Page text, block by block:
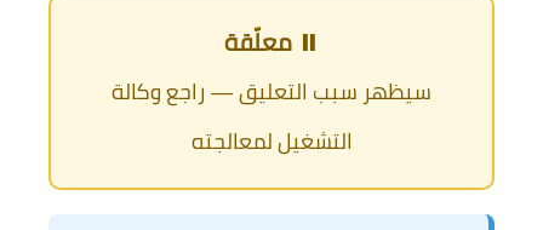
⏸ معلّقة
سيظهر سبب التعليق — راجع وكالة
التشغيل لمعالجته